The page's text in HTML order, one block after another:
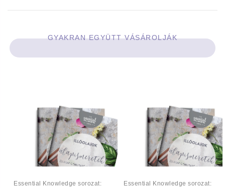
GYAKRAN EGYÜTT VÁSÁROLJÁK
Essential Knowledge sorozat:
Essential Knowledge sorozat: